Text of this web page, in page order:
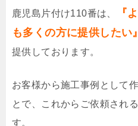
鹿児島片付け110番は、
『
も多くの方に提供したい』
提供しております。
お客様から施工事例として
とで、これからご依頼され
す。